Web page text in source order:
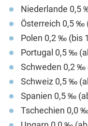
Niederlande 0,5
Österreich 0,5 ‰
Polen 0,2 ‰ (bis
Portugal 0,5 ‰
Schweden 0,2 ‰
Schweiz 0,5 ‰
Spanien 0,5 ‰
Tschechien 0,0